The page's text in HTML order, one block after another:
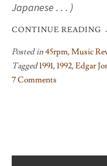
Japanese . . . )
CONTINUE READING
Posted in45rpm,Music
Tagged1991,1992,Edgar
7 Comments